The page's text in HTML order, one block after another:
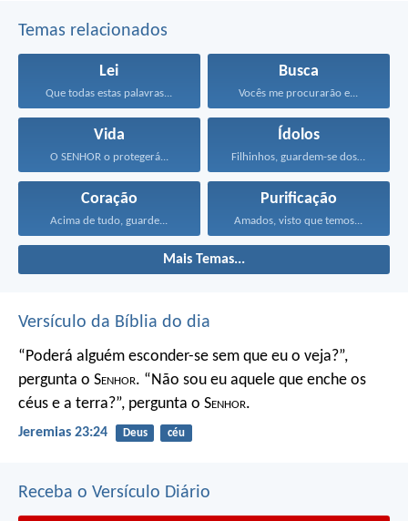
Temas relacionados
Lei
Que todas estas palavras...
Busca
Vocês me procurarão e...
Vida
O SENHOR o protegerá...
Ídolos
Filhinhos, guardem-se dos ídolos...
Coração
Acima de tudo, guarde...
Purificação
Amados, visto que temos...
Mais Temas...
Versículo da Bíblia do dia
“Poderá alguém esconder-se sem que eu o veja?”,
pergunta o Senhor. “Não sou eu aquele que enche os
céus e a terra?”, pergunta o Senhor.
Jeremias 23:24 Deus céu
Receba o Versículo Diário